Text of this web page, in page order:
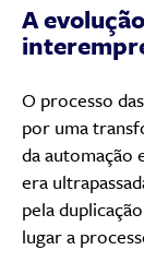
A
O processo
por uma
da automação
era
pela
lugar a